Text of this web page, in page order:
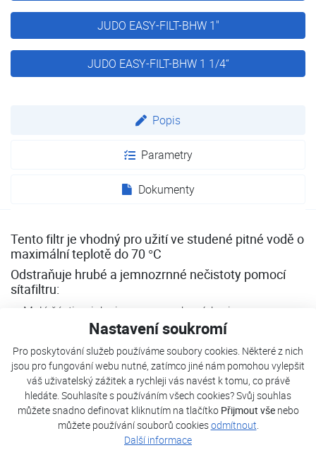
Nastavení soukromí
Pro poskytování služeb používáme soubory cookies. Některé z nich
jsou pro fungování webu nutné, zatímco jiné nám pomohou vylepšit
váš uživatelský zážitek a rychleji vás navést k tomu, co právě
hledáte. Souhlasíte s používáním všech cookies? Svůj souhlas
můžete snadno definovat kliknutím na tlačítko Přijmout všenebo
můžete používání souborů cookiesodmítnout.
Další informace
JUDO EASY-FILT-BHW 1"
JUDO EASY-FILT-BHW 1 1/4“
Popis
Parametry
Dokumenty
Tento filtr je vhodný pro užití ve studené pitné vodě o
maximální teplotě do 70 °C
Odstraňuje hrubé a jemnozrnné nečistoty pomocí
sítafiltru:
Malé částice, jako jsou rez a zrnka písku, jsou
vypláchnuty do domácího vodovodního řádu spolu s
pitnou vodou. Tyto částice mohou způsobit usazování
korozních nečistot, což může vést k poruchám ve
sprchových hlavicích, znečištění povrchů a k poruchám
citlivých spotřebičů. Tento filtr do značné míry zamezuje
výše označeným jevům.
Částice menší, než je mřížka síta, z, zákal a látky
rozpuštěné ve vodě nelze pomocí tohoto filtru z vody